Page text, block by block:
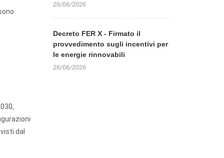
dal
26/06/2026
Decreto FER X - Firmato il
provvedimento sugli incentivi per
le energie rinnovabili
26/06/2026